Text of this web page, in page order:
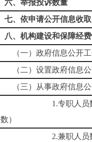
六、举报投诉数量
七、依申请公开信息收
八、机构建设和保障经
（一）政府信息公开工
（二）设置政府信息公
（三）从事政府信息公
1.专职人员数（不
数）
2.兼职人员